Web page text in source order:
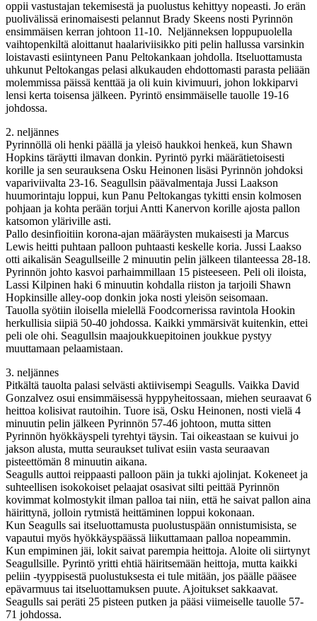
oppii vastustajan tekemisestä ja puolustus kehittyy nopeasti. Jo erän
puolivälissä erinomaisesti pelannut Brady Skeens nosti Pyrinnön
ensimmäisen kerran johtoon 11-10. Neljänneksen loppupuolella
vaihtopenkiltä aloittanut haalariviisikko piti pelin hallussa varsinkin
loistavasti esiintyneen Panu Peltokankaan johdolla. Itseluottamusta
uhkunut Peltokangas pelasi alkukauden ehdottomasti parasta peliään
molemmissa päissä kenttää ja oli kuin kivimuuri, johon lokkiparvi
lensi kerta toisensa jälkeen. Pyrintö ensimmäiselle tauolle 19-16
johdossa.
2. neljännes
Pyrinnöllä oli henki päällä ja yleisö haukkoi henkeä, kun Shawn
Hopkins täräytti ilmavan donkin. Pyrintö pyrki määrätietoisesti
korille ja sen seurauksena Osku Heinonen lisäsi Pyrinnön johdoksi
vapariviivalta 23-16. Seagullsin päävalmentaja Jussi Laakson
huumorintaju loppui, kun Panu Peltokangas tykitti ensin kolmosen
pohjaan ja kohta perään torjui Antti Kanervon korille ajosta pallon
katsomon yläriville asti.
Pallo desinfioitiin korona-ajan määräysten mukaisesti ja Marcus
Lewis heitti puhtaan palloon puhtaasti keskelle koria. Jussi Laakso
otti aikalisän Seagullseille 2 minuutin pelin jälkeen tilanteessa 28-18.
Pyrinnön johto kasvoi parhaimmillaan 15 pisteeseen. Peli oli iloista,
Lassi Kilpinen haki 6 minuutin kohdalla riiston ja tarjoili Shawn
Hopkinsille alley-oop donkin joka nosti yleisön seisomaan.
Tauolla syötiin iloisella mielellä Foodcornerissa ravintola Hookin
herkullisia siipiä 50-40 johdossa. Kaikki ymmärsivät kuitenkin, ettei
peli ole ohi. Seagullsin maajoukkuepitoinen joukkue pystyy
muuttamaan pelaamistaan.
3. neljännes
Pitkältä tauolta palasi selvästi aktiivisempi Seagulls. Vaikka David
Gonzalvez osui ensimmäisessä hyppyheitossaan, miehen seuraavat 6
heittoa kolisivat rautoihin. Tuore isä, Osku Heinonen, nosti vielä 4
minuutin pelin jälkeen Pyrinnön 57-46 johtoon, mutta sitten
Pyrinnön hyökkäyspeli tyrehtyi täysin. Tai oikeastaan se kuivui jo
jakson alusta, mutta seuraukset tulivat esiin vasta seuraavan
pisteettömän 8 minuutin aikana.
Seagulls auttoi reippaasti palloon päin ja tukki ajolinjat. Kokeneet ja
suhteellisen isokokoiset pelaajat osasivat silti peittää Pyrinnön
kovimmat kolmostykit ilman palloa tai niin, että he saivat pallon aina
häirittynä, jolloin rytmistä heittäminen loppui kokonaan.
Kun Seagulls sai itseluottamusta puolustuspään onnistumisista, se
vapautui myös hyökkäyspäässä liikuttamaan palloa nopeammin.
Kun empiminen jäi, lokit saivat parempia heittoja. Aloite oli siirtynyt
Seagullsille. Pyrintö yritti ehtiä häiritsemään heittoja, mutta kaikki
peliin -tyyppisestä puolustuksesta ei tule mitään, jos päälle pääsee
epävarmuus tai itseluottamuksen puute. Ajoitukset sakkaavat.
Seagulls sai peräti 25 pisteen putken ja pääsi viimeiselle tauolle 57-
71 johdossa.